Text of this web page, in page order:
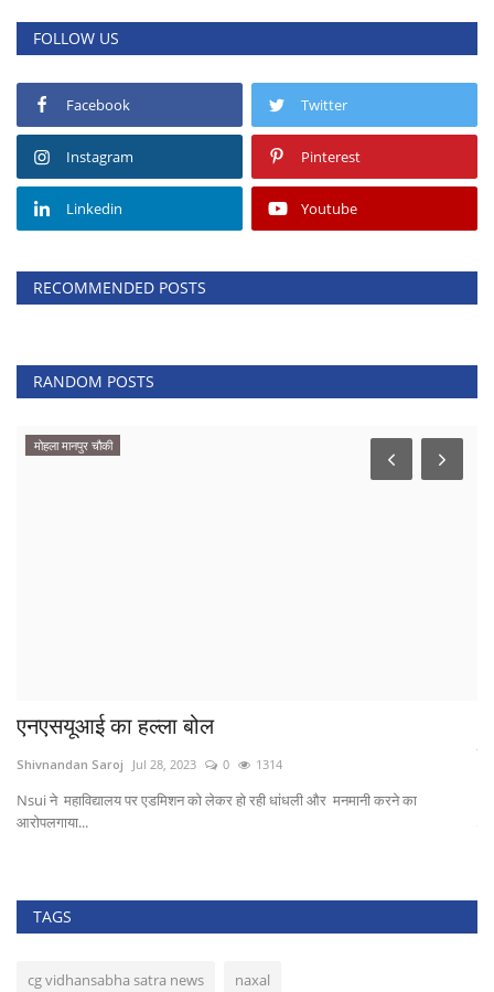
FOLLOW US
Facebook Twitter
Instagram Pinterest
Linkedin Youtube
RECOMMENDED POSTS
RANDOM POSTS
खेल
*राजीव युवा मितान क्लब निगम के 70 वार्डो के बीच
करवाएगी...
Mukesh Verma Jan 20, 2023 0 338
शिक्षा, खेल एवम युवा कल्याण समिति की समीक्षा बैठक - *सभी 70 वार्डो के बीच क्रिकेट...
TAGS
cg vidhansabha satra news naxal